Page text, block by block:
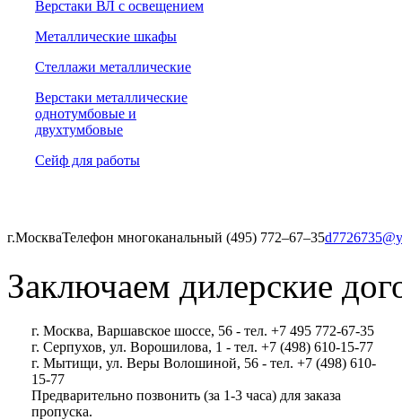
Верстаки ВЛ с освещением
Металлические шкафы
Стеллажи металлические
Верстаки металлические
однотумбовые и
двухтумбовые
Сейф для работы
г.МоскваТелефон многоканальный (495) 772‒67‒35
Заключаем дилерские
г. Москва, Варшавское шоссе, 56 - тел. +7 495 772-67-35
г. Серпухов, ул. Ворошилова, 1 - тел. +7 (498) 610-15-77
г. Мытищи, ул. Веры Волошиной, 56 - тел. +7 (498) 610-
15-77
Предварительно позвонить (за 1-3 часа) для заказа
пропуска.